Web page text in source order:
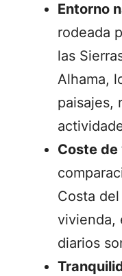
Entorno
rodeada
las
Alhama,
paisajes,
Coste
Costa
vivienda,
diarios